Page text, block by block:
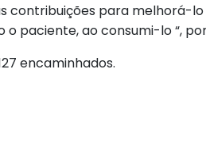
para melhorá-
paciente, ao consumi-lo “,
encaminhados.